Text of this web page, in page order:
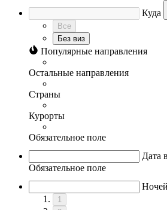
Куда
Все
Без виз
Популярные направления
Остальные направления
Страны
Курорты
Обязательное поле
Дата
Обязательное поле
Ночей
1